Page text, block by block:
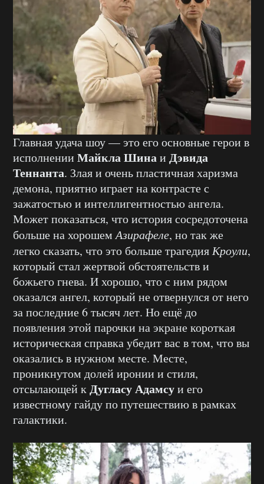
Главная удача шоу — это его основные герои в
исполнении Майкла Шинаи Дэвида
Теннанта. Злая и очень пластичная харизма
демона, приятно играет на контрасте с
зажатостью и интеллигентностью ангела.
Может показаться, что история сосредоточена
больше на хорошемАзирафеле, но так же
легко сказать, что это больше трагедия Кроули,
который стал жертвой обстоятельств и
божьего гнева. И хорошо, что с ним рядом
оказался ангел, который не отвернулся от него
за последние 6 тысяч лет. Но ещё до
появления этой парочки на экране короткая
историческая справка убедит вас в том, что вы
оказались в нужном месте. Месте,
проникнутом долей иронии и стиля,
отсылающей кДугласу Адамсуи его
известному гайду по путешествию в рамках
галактики.